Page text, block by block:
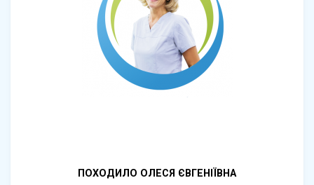
ПОХОДИЛО ОЛЕСЯ ЄВГЕНІЇВНА